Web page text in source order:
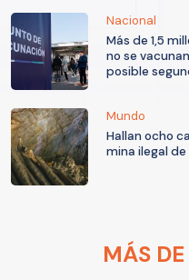
Nacional
Más de 1,5
no se
posible
Mundo
Hallan ocho
mina ilegal
MÁS